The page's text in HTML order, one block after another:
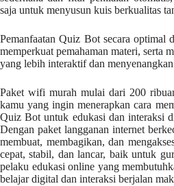
saja untuk menyusun kuis berkualitas
Pemanfaatan Quiz Bot secara optimal
memperkuat pemahaman materi, serta
yang lebih interaktif dan
Paket wifi murah mulai dari 200
kamu yang ingin menerapkan cara
Quiz Bot untuk edukasi dan interaksi
Dengan paket langganan internet
membuat, membagikan, dan
cepat, stabil, dan lancar, baik untuk
pelaku edukasi online yang
belajar digital dan interaksi berjalan